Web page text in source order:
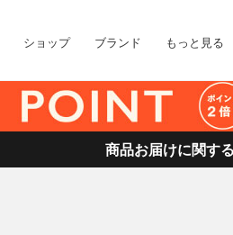
ショップ ブランド もっと見る
商品お届けに関す